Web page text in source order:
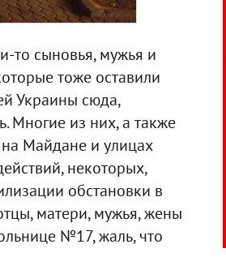
то сыновья, мужья и
тоже оставили
Украины сюда,
Многие из них, а также
Майдане и улицах
некоторых,
обстановки в
матери, мужья, жены
№17, жаль, что